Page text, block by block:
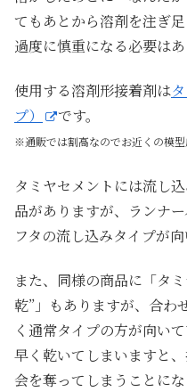
てもあとから溶剤を注ぎ
過度に慎重になる必要はあ
使用する溶剤形接着剤は
プ）
です。
※通販では割高なのでお近くの模
タミヤセメントには流し
品がありますが、ランナ
フタの流し込みタイプが向
また、同様の商品に「タ
乾”」もありますが、合わ
く通常タイプの方が向いて
早く乾いてしまいますと
会を奪ってしまうことに